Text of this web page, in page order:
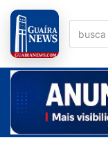
Pular
para
o
conteúdo